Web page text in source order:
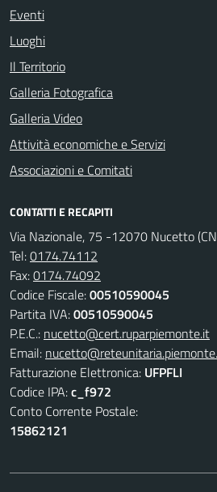
Eventi
Luoghi
Il Territorio
Galleria Fotografica
Galleria Video
Attività economiche e Servizi
Associazioni e Comitati
CONTATTI E RECAPITI
Via Nazionale, 75 -12070 Nucetto
Tel:0174.74112
Fax:0174.74092
Codice Fiscale:00510590045
Partita IVA:00510590045
P.E.C.: nucetto@cert.ruparpiemonte.it
Email:
Fatturazione Elettronica: UFPFLI
Codice IPA:c_f972
Conto Corrente Postale:
15862121